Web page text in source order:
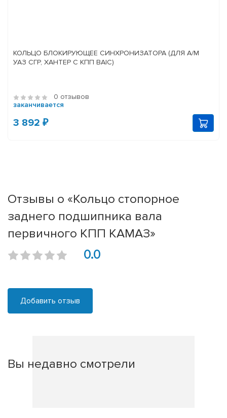
КОЛЬЦО БЛОКИРУЮЩЕЕ СИНХРОНИЗАТОРА (ДЛЯ А/М
УАЗ СГР, ХАНТЕР С КПП BAIC)
0 отзывов
заканчивается
3 892 ₽
Отзывы о «Кольцо стопорное
заднего подшипника вала
первичного КПП КАМАЗ»
0.0
Добавить отзыв
Вы недавно смотрели